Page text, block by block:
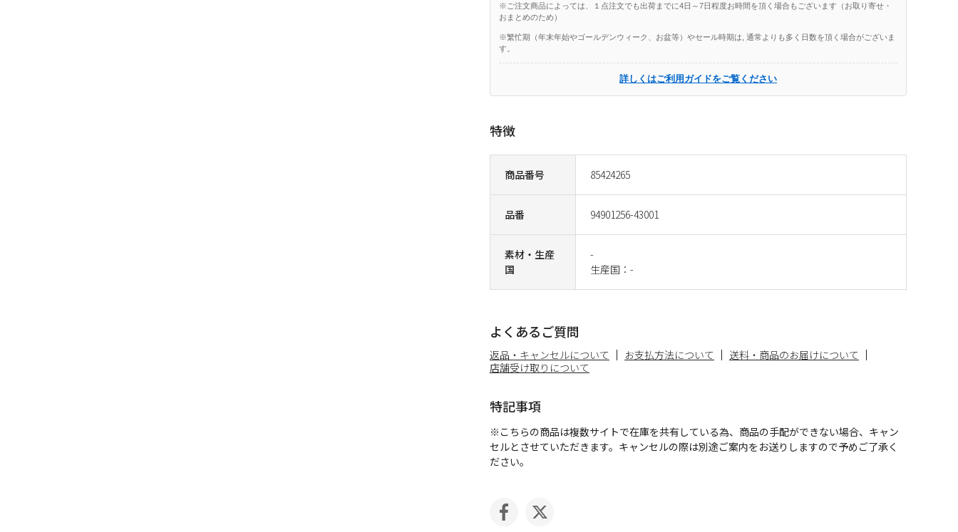
商品番号 85424265
品番 94901256-43001
素材・生産
国
-
生産国：-
※ご注文商品によっては、１点注文でも出荷までに4日～7日程度お時間を頂く場合もございます（お取り寄せ・
おまとめのため）
※繁忙期（年末年始やゴールデンウィーク、お盆等）やセール時期は, 通常よりも多く日数を頂く場合がございま
す。
詳しくはご利用ガイドをご覧ください
特徴
よくあるご質問
返品・キャンセルについて お支払方法について
送料・商品のお届けについて
店舗受け取りについて
特記事項
※こちらの商品は複数サイトで在庫を共有している為、商品の手配ができない場合、キャン
セルとさせていただきます。キャンセルの際は別途ご案内をお送りしますので予めご了承く
ださい。